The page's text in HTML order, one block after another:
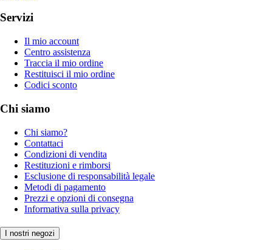
Servizi
Il mio account
Centro assistenza
Traccia il mio ordine
Restituisci il mio ordine
Codici sconto
Chi siamo
Chi siamo?
Contattaci
Condizioni di vendita
Restituzioni e rimborsi
Esclusione di responsabilità legale
Metodi di pagamento
Prezzi e opzioni di consegna
Informativa sulla privacy
I nostri negozi